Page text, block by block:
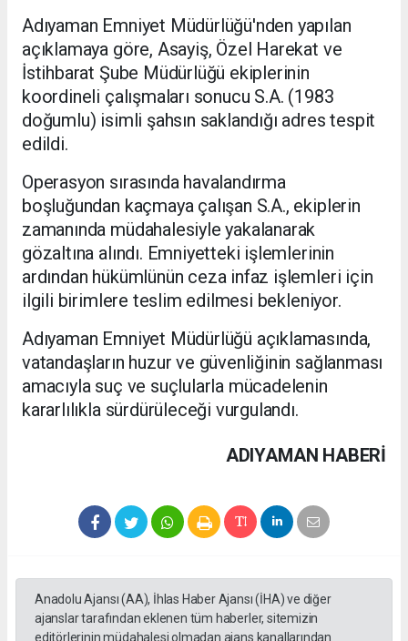
Adıyaman Emniyet Müdürlüğü'nden yapılan
açıklamaya göre, Asayiş, Özel Harekat ve
İstihbarat Şube Müdürlüğü ekiplerinin
koordineli çalışmaları sonucu S.A. (1983
doğumlu) isimli şahsın saklandığı adres tespit
edildi.
Operasyon sırasında havalandırma
boşluğundan kaçmaya çalışan S.A., ekiplerin
zamanında müdahalesiyle yakalanarak
gözaltına alındı. Emniyetteki işlemlerinin
ardından hükümlünün ceza infaz işlemleri için
ilgili birimlere teslim edilmesi bekleniyor.
Adıyaman Emniyet Müdürlüğü açıklamasında,
vatandaşların huzur ve güvenliğinin sağlanması
amacıyla suç ve suçlularla mücadelenin
kararlılıkla sürdürüleceği vurgulandı.
ADIYAMAN HABERİ
Anadolu Ajansı (AA), İhlas Haber Ajansı (İHA) ve diğer
ajanslar tarafından eklenen tüm haberler, sitemizin
editörlerinin müdahalesi olmadan ajans kanallarından